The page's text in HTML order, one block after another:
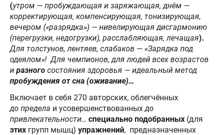
(утром — пробуждающая и заряжающая, днём —
корректирующая, компенсирующая, тонизирующая,
вечером («разрядка») — нивелирующая дисгармонию
(перегрузки, недогрузки), расслабляющая, лечащая).
Для толстунов, лентяев, слабаков — «Зарядка под
одеялом»! Для чемпионов, для людей всех возрастов
и разного состояния здоровья — идеальный метод
пробуждения от сна (оживание)…
Включает в себя 270 авторских, облегчённых
до предела и усовершенствованныхдо
привлекательности… специально подобранных (для
этих групп мышц) упражнений, предназначенных